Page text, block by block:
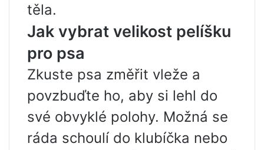
těla.
Jak vybrat velikost pelíšku
pro psa
Zkuste psa změřit vleže a
povzbuďte ho, aby si lehl do
své obvyklé polohy. Možná se
ráda schoulí do klubíčka nebo